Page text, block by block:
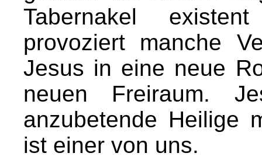
Tabernakel
provoziert manche
Jesus in eine neue
neuen Freiraum.
anzubetende Heilige
ist einer von uns.